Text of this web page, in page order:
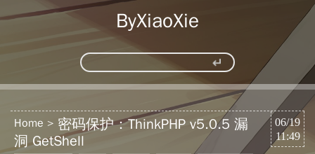
ByXiaoXie
06/19
11:49
Home
密码保护：ThinkPHP v5.0.5 漏
洞 GetShell